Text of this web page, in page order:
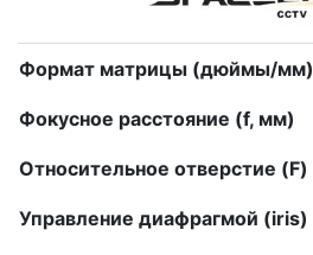
Формат матрицы (дюймы/мм)
Фокусное расстояние (f, мм)
Относительное отверстие (F)
Управление диафрагмой (iris)